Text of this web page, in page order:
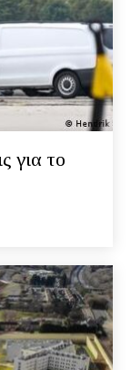
για το